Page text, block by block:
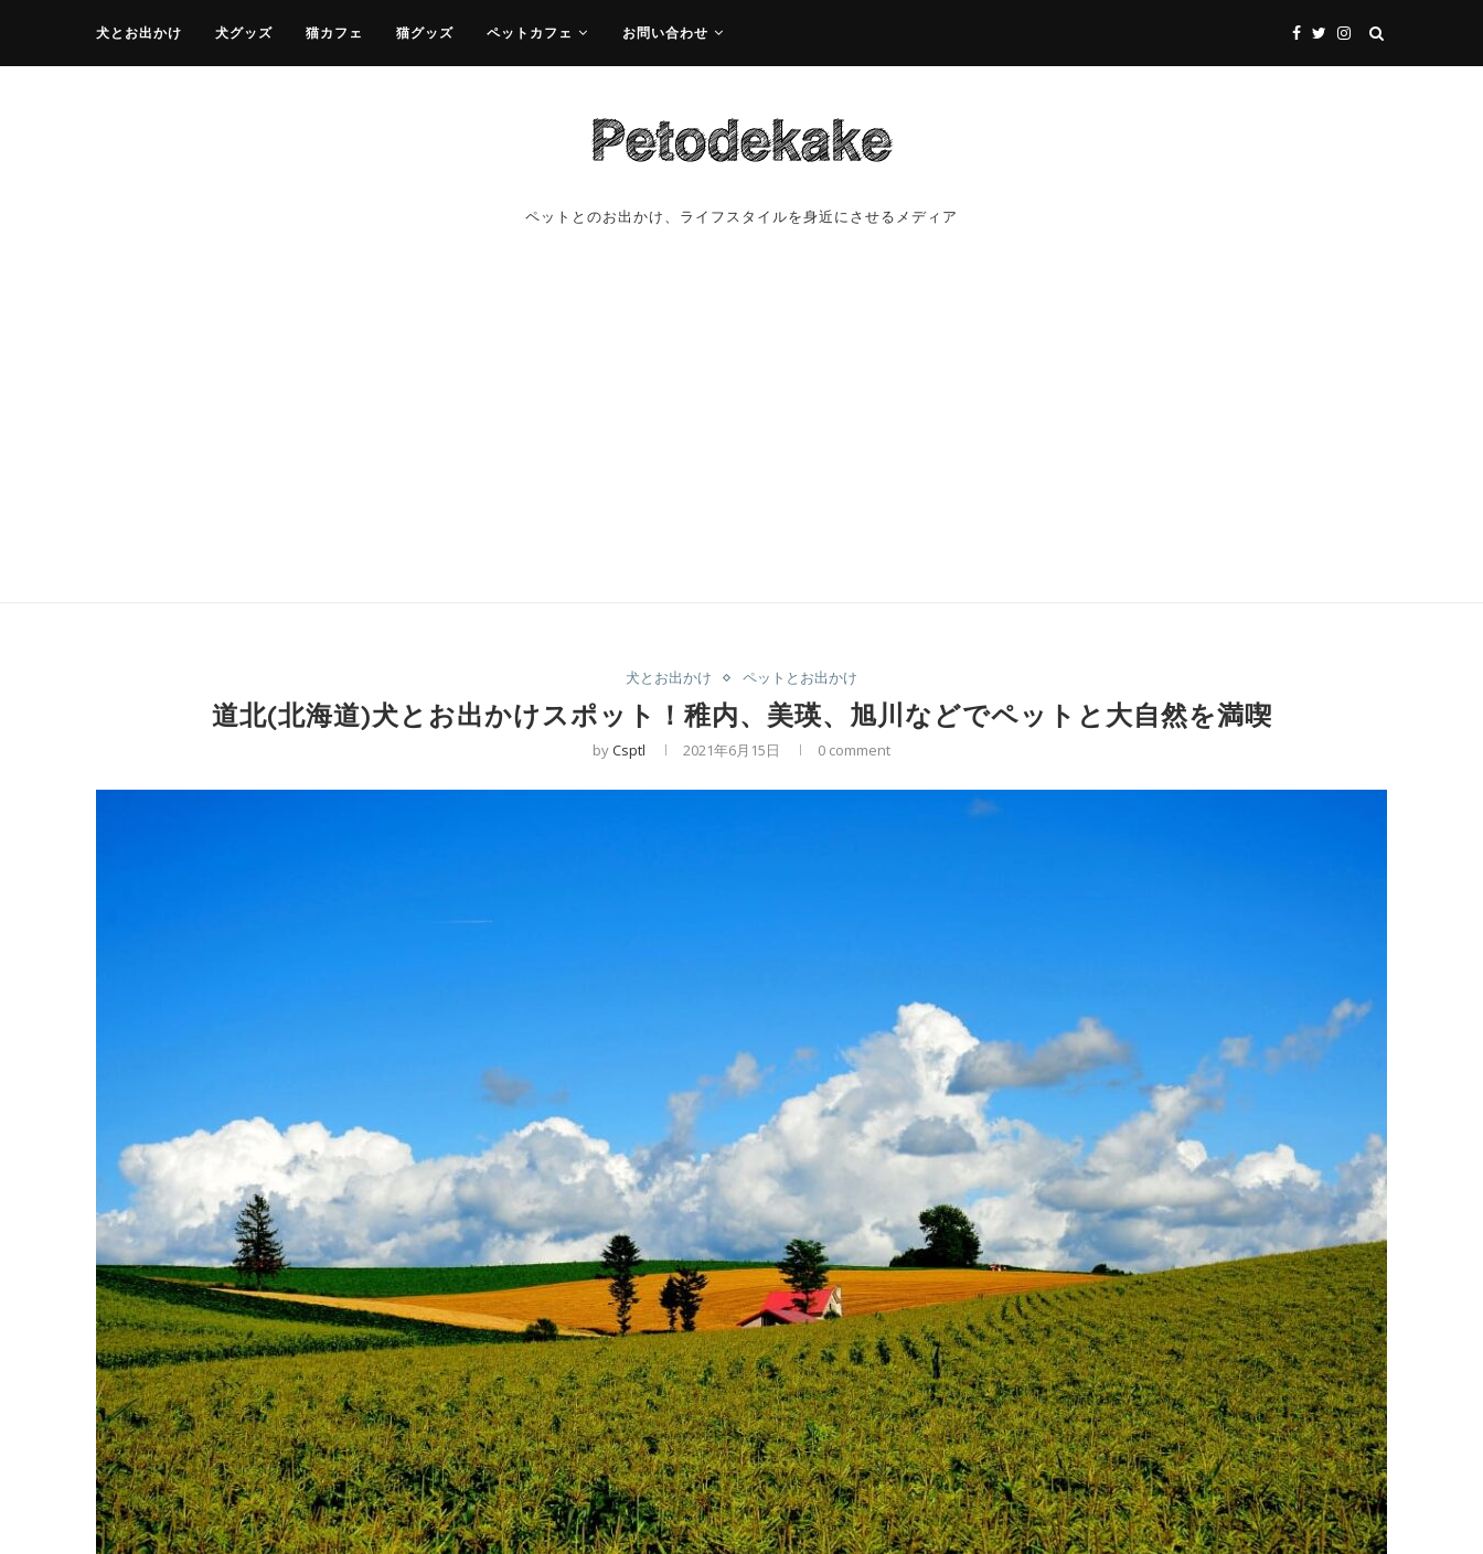
犬とお出かけ 犬グッズ 猫カフェ 猫グッズ ペットカフェ お問い合わせ
ペットとのお出かけ、ライフスタイルを身近にさせるメディア
犬とお出かけ ペットとお出かけ
道北(北海道)犬とお出かけスポット！稚内、美瑛、旭川などでペットと大自然を満喫
byCsptl 2021年6月15日 0 comment